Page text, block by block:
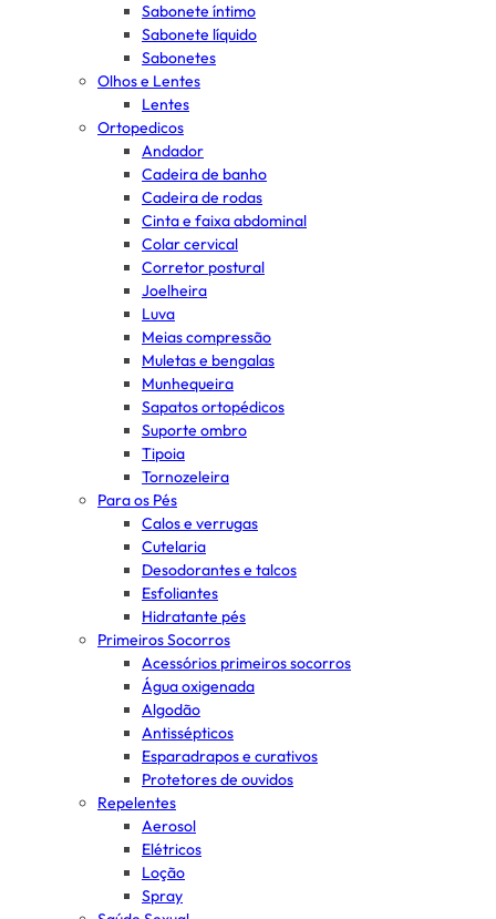
Sabonete íntimo
Sabonete líquido
Sabonetes
Olhos e Lentes
Lentes
Ortopedicos
Andador
Cadeira de banho
Cadeira de rodas
Cinta e faixa abdominal
Colar cervical
Corretor postural
Joelheira
Luva
Meias compressão
Muletas e bengalas
Munhequeira
Sapatos ortopédicos
Suporte ombro
Tipoia
Tornozeleira
Para os Pés
Calos e verrugas
Cutelaria
Desodorantes e talcos
Esfoliantes
Hidratante pés
Primeiros Socorros
Acessórios primeiros socorros
Água oxigenada
Algodão
Antissépticos
Esparadrapos e curativos
Protetores de ouvidos
Repelentes
Aerosol
Elétricos
Loção
Spray